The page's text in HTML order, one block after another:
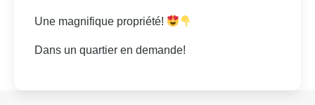
Une magnifique propriété!
Dans un quartier en demande!